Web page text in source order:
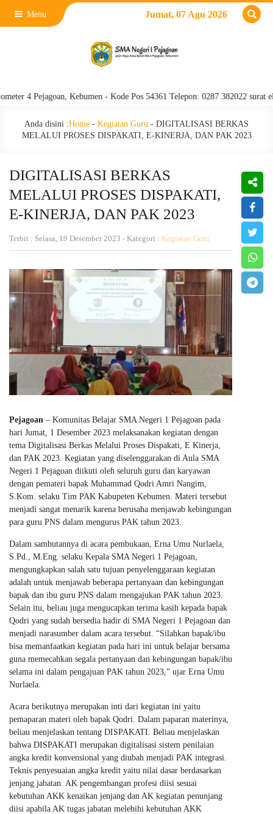
Menu Jumat, 07 Agu 2026
Kebumen - Kode Pos 54361 Telepon: 0287 382022 surat
Anda disini :Home - Kegiatan Guru - DIGITALISASI BERKAS
MELALUI PROSES DISPAKATI, E-KINERJA, DAN PAK 2023
DIGITALISASI BERKAS
MELALUI PROSES DISPAKATI,
E-KINERJA, DAN PAK 2023
Terbit : Selasa, 19 Desember 2023 - Kategori : Kegiatan Guru
Pejagoan – Komunitas Belajar SMA Negeri 1 Pejagoan pada
hari Jumat, 1 Desember 2023 melaksanakan kegiatan dengan
tema Digitalisasi Berkas Melalui Proses Dispakati, E Kinerja,
dan PAK 2023. Kegiatan yang diselenggarakan di Aula SMA
Negeri 1 Pejagoan diikuti oleh seluruh guru dan karyawan
dengan pemateri bapak Muhammad Qodri Amri Nangim,
S.Kom. selaku Tim PAK Kabupeten Kebumen. Materi tersebut
menjadi sangat menarik karena berusaha menjawab kebingungan
para guru PNS dalam mengurus PAK tahun 2023.
Dalam sambutannya di acara pembukaan, Erna Umu Nurlaela,
S.Pd., M.Eng. selaku Kepala SMA Negeri 1 Pejagoan,
mengungkapkan salah satu tujuan penyelenggaraan kegiatan
adalah untuk menjawab beberapa pertanyaan dan kebingungan
bapak dan ibu guru PNS dalam mengajukan PAK tahun 2023.
Selain itu, beliau juga mengucapkan terima kasih kepada bapak
Qodri yang sudah bersedia hadir di SMA Negeri 1 Pejagoan dan
menjadi narasumber dalam acara tersebut. “Silahkan bapak/ibu
bisa memanfaatkan kegiatan pada hari ini untuk belajar bersama
guna memecahkan segala pertanyaan dan kebingungan bapak/ibu
selama ini dalam pengajuan PAK tahun 2023,” ujar Erna Umu
Nurlaela.
Acara berikutnya merupakan inti dari kegiatan ini yaitu
pemaparan materi oleh bapak Qodri. Dalam paparan materinya,
beliau menjelaskan tentang DISPAKATI. Beliau menjelaskan
bahwa DISPAKATI merupakan digitalisasi sistem penilaian
angka kredit konvensional yang diubah menjadi PAK integrasi.
Teknis penyesuaian angka kredit yaitu nilai dasar berdasarkan
jenjang jabatan. AK pengembangan profesi diisi sesuai
kebutuhan AKK kenaikan jenjang dan AK kegiatan penunjang
diisi apabila AK tugas jabatan melebihi kebutuhan AKK